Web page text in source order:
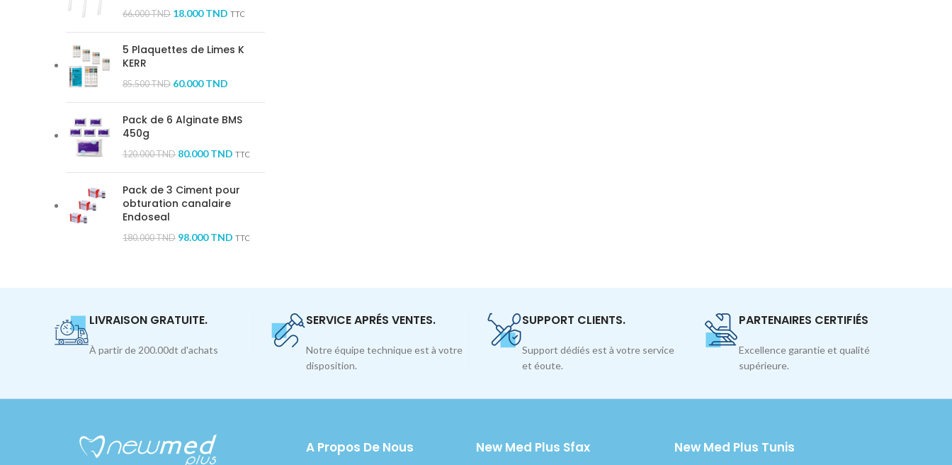
66.000TND 18.000TND TTC
5 Plaquettes de Limes K
KERR
85.500TND 60.000TND
Pack de 6 Alginate BMS
450g
120.000TND 80.000TND TTC
Pack de 3 Ciment pour
obturation canalaire
Endoseal
180.000TND 98.000TND TTC
LIVRAISON GRATUITE.
À partir de 200.00dt d'achats
SERVICE APRÉS VENTES.
Notre équipe technique est à votre
disposition.
SUPPORT CLIENTS.
Support dédiés est à votre service
et éoute.
PARTENAIRES CERTIFIÉS
Excellence garantie et qualité
supérieure.
A Propos De Nous New Med Plus Sfax New Med Plus Tunis